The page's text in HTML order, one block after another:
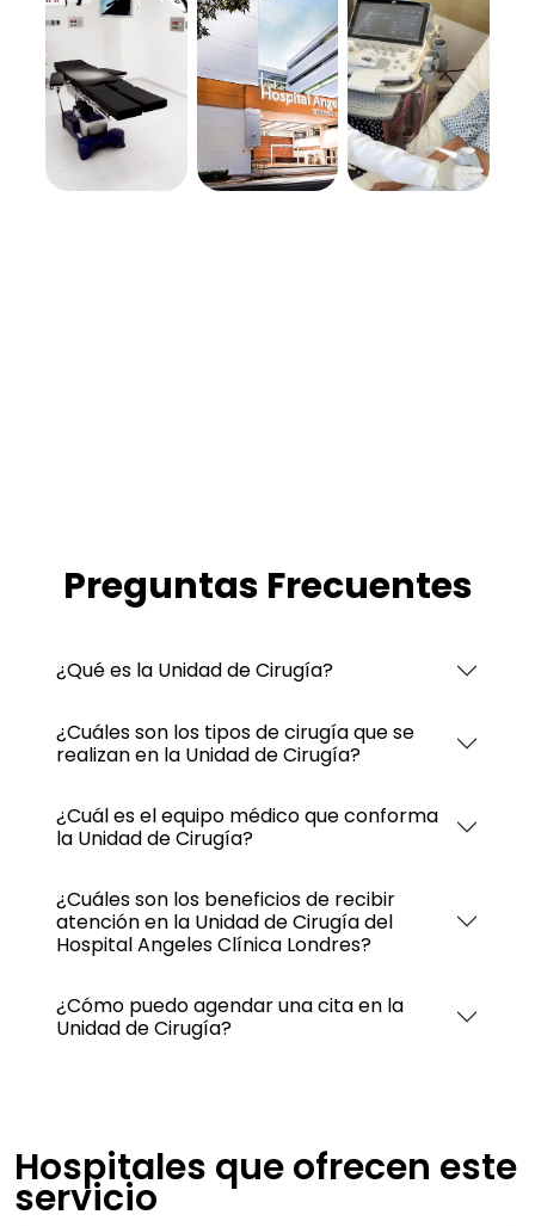
Preguntas Frecuentes
¿Qué es la Unidad de Cirugía?
¿Cuáles son los tipos de cirugía que se
realizan en la Unidad de Cirugía?
¿Cuál es el equipo médico que conforma
la Unidad de Cirugía?
¿Cuáles son los beneficios de recibir
atención en la Unidad de Cirugía del
Hospital Angeles Clínica Londres?
¿Cómo puedo agendar una cita en la
Unidad de Cirugía?
Hospitales que ofrecen este
servicio